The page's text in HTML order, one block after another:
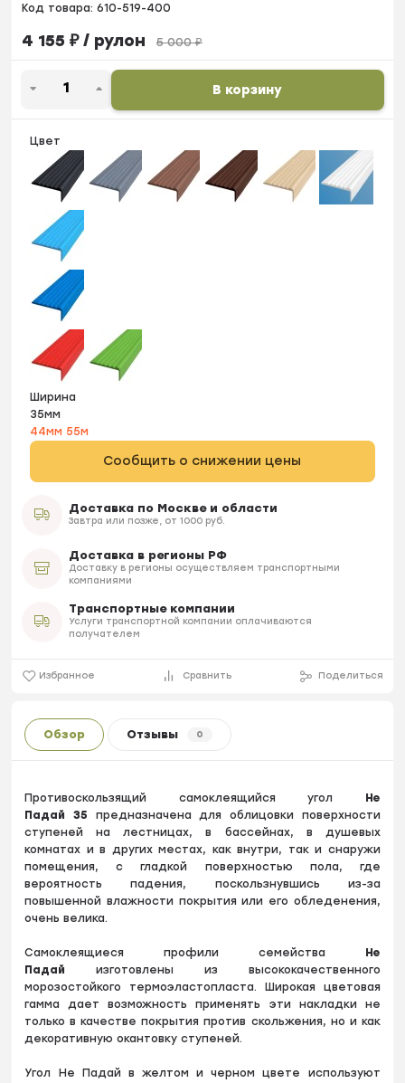
Код товара: 610-519-400
4 155 ₽/ рулон 5 000₽
В корзину
Цвет
Ширина
35мм
44мм55м
Сообщить о снижении цены
Доставка по Москве и области
Завтра или позже, от 1000 руб.
Доставка в регионы РФ
Доставку в регионы осуществляем транспортными
компаниями
Транспортные компании
Услуги транспортной компании оплачиваются
получателем
Избранное Сравнить Поделиться
Обзор Отзывы 0
Противоскользящий самоклеящийся угол
Не
Падай35 предназначена для облицовки поверхности
ступеней на лестницах, в бассейнах, в душевых
комнатах и в других местах, как внутри, так и снаружи
помещения, с гладкой поверхностью пола, где
вероятность падения, поскользнувшись из-за
повышенной влажности покрытия или его обледенения,
очень велика.
Cамоклеящиеся профили семейства
Не
Падай
изготовлены из высококачественного
морозостойкого термоэластопласта. Широкая цветовая
гамма дает возможность применять эти накладки не
только в качестве покрытия против скольжения, но и как
декоративную окантовку ступеней.
Угол Не Падай в желтом и черном цвете используют